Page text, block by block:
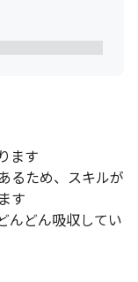
ます
るため、スキルが
す
んどん吸収してい